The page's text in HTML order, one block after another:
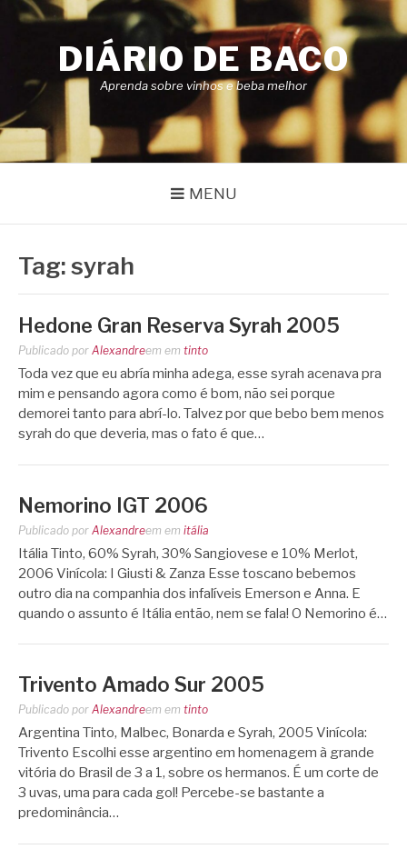
Pular
DIÁRIO DE BACO
Aprenda sobre vinhos e beba melhor
MENU
Tag:syrah
Hedone Gran Reserva Syrah 2005
Publicado por Alexandreem em tinto
Toda vez que eu abría minha adega, esse syrah acenava pra
mim e pensando agora como é bom, não sei porque
demorei tanto para abrí-lo. Talvez por que bebo bem menos
syrah do que deveria, mas o fato é que…
Nemorino IGT 2006
Publicado por Alexandreem em itália
Itália Tinto, 60% Syrah, 30% Sangiovese e 10% Merlot,
2006 Vinícola: I Giusti & Zanza Esse toscano bebemos
outro dia na companhia dos infalíveis Emerson e Anna. E
quando o assunto é Itália então, nem se fala! O Nemorino é…
Trivento Amado Sur 2005
Publicado por Alexandreem em tinto
Argentina Tinto, Malbec, Bonarda e Syrah, 2005 Vinícola:
Trivento Escolhi esse argentino em homenagem à grande
vitória do Brasil de 3 a 1, sobre os hermanos. É um corte de
3 uvas, uma para cada gol! Percebe-se bastante a
predominância…